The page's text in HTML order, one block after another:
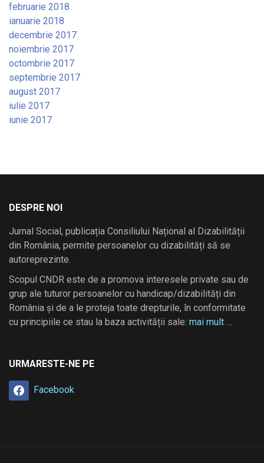
februarie 2018
ianuarie 2018
decembrie 2017
noiembrie 2017
octombrie 2017
septembrie 2017
august 2017
iulie 2017
iunie 2017
DESPRE NOI
Jurnal Social, publicația Consiliului Național al Dizabilității
din România, permite persoanelor cu dizabilități să se
autoreprezinte.
Scopul CNDR este de a promova interesele private sau de
grup ale tuturor persoanelor cu handicap/dizabilități din
România și de a le proteja toate drepturile, în conformitate
cu principiile ce stau la baza activității sale: mai mult …
URMARESTE-NE PE
Facebook